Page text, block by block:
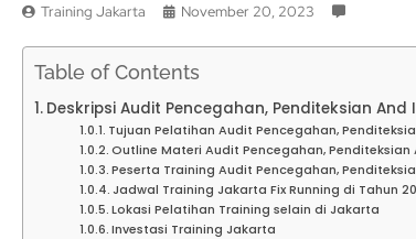
Training Jakarta November 20, 2023
Table of Contents
Deskripsi Audit Pencegahan, Penditeksian
Tujuan Pelatihan Audit Pencegahan,
Outline Materi Audit Pencegahan,
Peserta Training Audit Pencegahan,
Jadwal Training Jakarta Fix Running di Tahun
Lokasi Pelatihan Training selain di Jakarta
Investasi Training Jakarta